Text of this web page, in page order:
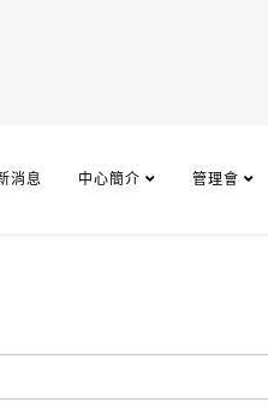
消息 中心簡介 管理會